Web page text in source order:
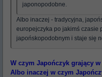
japonopodobne.
Albo inaczej - tradycyjna,
europejczyka po jakimś czasie
japońskopodobnym i staje się
W czym Japończyk grający
Albo inaczej w czym